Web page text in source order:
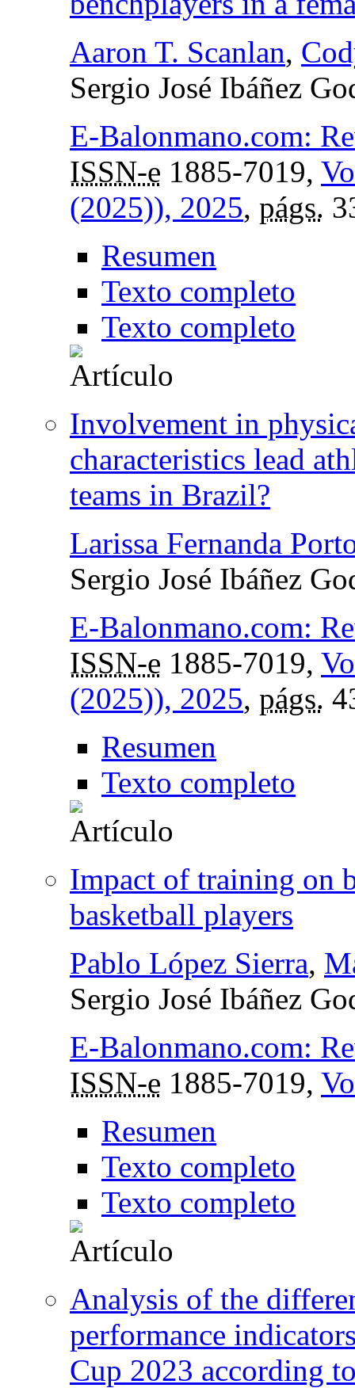
Aaron T. Scanlan,
Sergio José Ibáñez
E-Balonmano.com:
ISSN-e 1885-7019,
(2025)), 2025, págs.
Resumen
Texto completo
Texto completo
Involvement in
characteristics lead
teams in Brazil?
Larissa Fernanda
Sergio José Ibáñez
E-Balonmano.com:
ISSN-e 1885-7019,
(2025)), 2025, págs.
Resumen
Texto completo
Impact of training on
basketball players
Pablo López Sierra,
Sergio José Ibáñez
E-Balonmano.com:
ISSN-e 1885-7019,
Resumen
Texto completo
Texto completo
Analysis of the
performance
Cup 2023 according